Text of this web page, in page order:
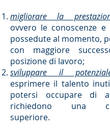
migliorare la
ovvero le conoscenze e
possedute al momento,
con maggiore
posizione di lavoro;
sviluppare il
esprimere il talento
potersi occupare di
richiedono una
superiore.